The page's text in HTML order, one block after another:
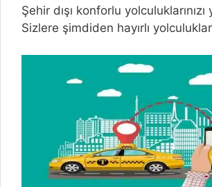
Şehir dışı konforlu
Sizlere şimdiden hayırlı